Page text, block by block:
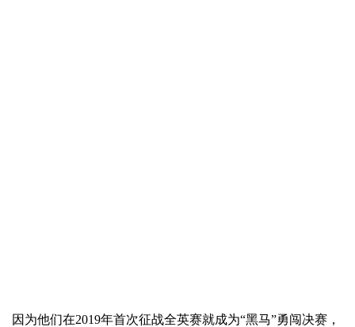
因为他们在2019年首次征战全英赛就成为“黑马”勇闯决赛，